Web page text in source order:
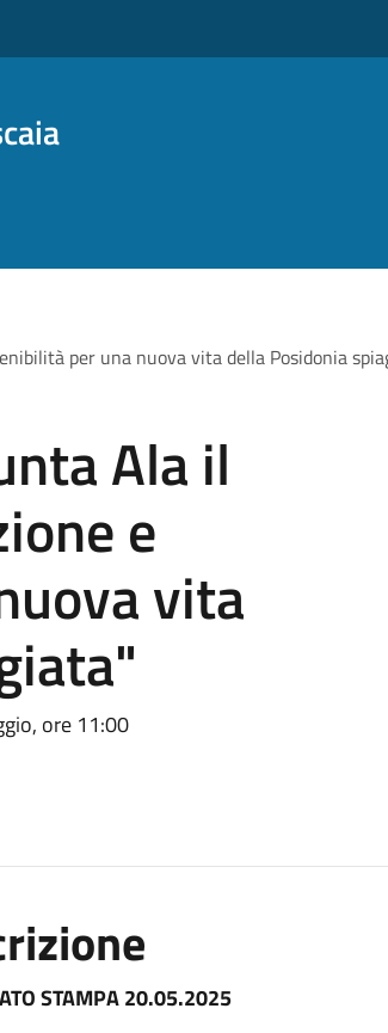
per una nuova vita della Posidonia
Ala il
e
vita
ore 11:00
STAMPA 20.05.2025